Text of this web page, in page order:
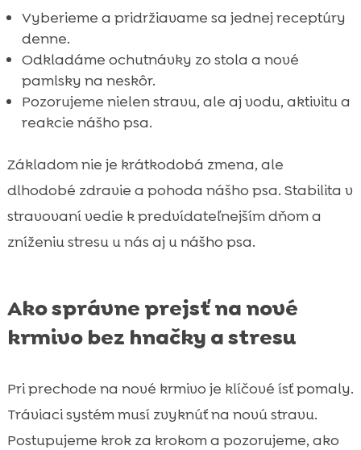
Vyberieme a pridržiavame sa jednej receptúry
denne.
Odkladáme ochutnávky zo stola a nové
pamlsky na neskôr.
Pozorujeme nielen stravu, ale aj vodu, aktivitu a
reakcie nášho psa.
Základom nie je krátkodobá zmena, ale
dlhodobé zdravie a pohoda nášho psa. Stabilita v
stravovaní vedie k predvídateľnejším dňom a
zníženiu stresu u nás aj u nášho psa.
Ako správne prejsť na nové
krmivo bez hnačky a stresu
Pri prechode na nové krmivo je klíčové ísť pomaly.
Tráviaci systém musí zvyknúť na novú stravu.
Postupujeme krok za krokom a pozorujeme, ako